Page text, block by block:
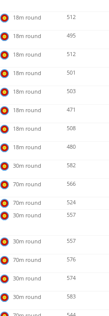
18m round 512
18m round 495
18m round 512
18m round 501
18m round 503
18m round 471
18m round 508
18m round 480
30m round 582
70m round 566
70m round
524
30m round 557
30m round 557
70m round 576
30m round 574
30m round 583